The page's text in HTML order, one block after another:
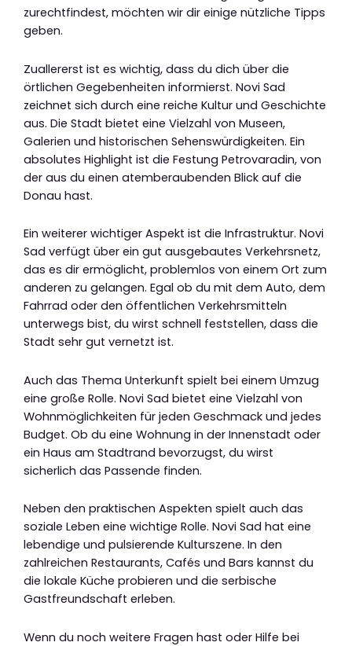
zurechtfindest, möchten wir dir einige nützliche Tipps
geben.
Zuallererst ist es wichtig, dass du dich über die
örtlichen Gegebenheiten informierst. Novi Sad
zeichnet sich durch eine reiche Kultur und Geschichte
aus. Die Stadt bietet eine Vielzahl von Museen,
Galerien und historischen Sehenswürdigkeiten. Ein
absolutes Highlight ist die Festung Petrovaradin, von
der aus du einen atemberaubenden Blick auf die
Donau hast.
Ein weiterer wichtiger Aspekt ist die Infrastruktur. Novi
Sad verfügt über ein gut ausgebautes Verkehrsnetz,
das es dir ermöglicht, problemlos von einem Ort zum
anderen zu gelangen. Egal ob du mit dem Auto, dem
Fahrrad oder den öffentlichen Verkehrsmitteln
unterwegs bist, du wirst schnell feststellen, dass die
Stadt sehr gut vernetzt ist.
Auch das Thema Unterkunft spielt bei einem Umzug
eine große Rolle. Novi Sad bietet eine Vielzahl von
Wohnmöglichkeiten für jeden Geschmack und jedes
Budget. Ob du eine Wohnung in der Innenstadt oder
ein Haus am Stadtrand bevorzugst, du wirst
sicherlich das Passende finden.
Neben den praktischen Aspekten spielt auch das
soziale Leben eine wichtige Rolle. Novi Sad hat eine
lebendige und pulsierende Kulturszene. In den
zahlreichen Restaurants, Cafés und Bars kannst du
die lokale Küche probieren und die serbische
Gastfreundschaft erleben.
Wenn du noch weitere Fragen hast oder Hilfe bei